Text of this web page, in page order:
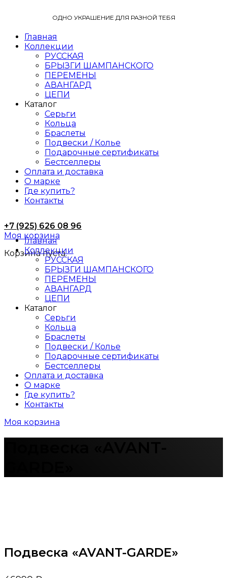
ОДНО УКРАШЕНИЕ ДЛЯ РАЗНОЙ ТЕБЯ
Главная
Коллекции
РУССКАЯ
БРЫЗГИ ШАМПАНСКОГО
ПЕРЕМЕНЫ
АВАНГАРД
ЦЕПИ
Каталог
Серьги
Кольца
Браслеты
Подвески / Колье
Подарочные сертификаты
Бестселлеры
Оплата и доставка
О марке
Где купить?
Контакты
+7 (925) 626 08 96
Моя корзина
Корзина пуста.
Главная
Коллекции
РУССКАЯ
БРЫЗГИ ШАМПАНСКОГО
ПЕРЕМЕНЫ
АВАНГАРД
ЦЕПИ
Каталог
Серьги
Кольца
Браслеты
Подвески / Колье
Подарочные сертификаты
Бестселлеры
Оплата и доставка
О марке
Где купить?
Контакты
Моя корзина
Подвеска «AVANT-GARDE»